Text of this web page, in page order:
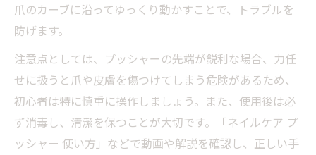
爪のカーブに沿ってゆっくり動かすことで、トラブルを
防げます。
注意点としては、プッシャーの先端が鋭利な場合、力任
せに扱うと爪や皮膚を傷つけてしまう危険があるため、
初心者は特に慎重に操作しましょう。また、使用後は必
ず消毒し、清潔を保つことが大切です。「ネイルケア プ
ッシャー 使い方」などで動画や解説を確認し、正しい手